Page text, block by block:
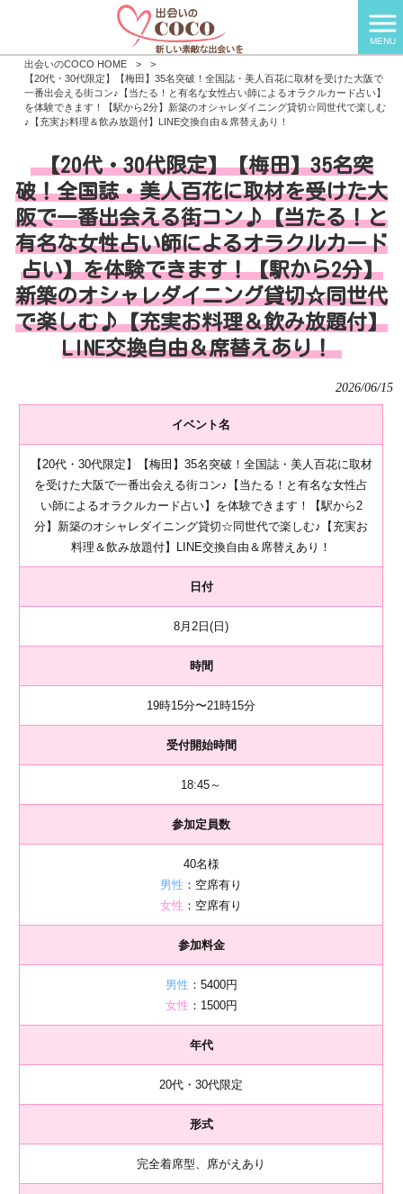
MENU
出会いのCOCO HOME >
>
【20代・30代限定】【梅田】35名突破！全国誌・美人百花に取材を受けた大阪で
一番出会える街コン♪【当たる！と有名な女性占い師によるオラクルカード占い】
を体験できます！【駅から2分】新築のオシャレダイニング貸切☆同世代で楽しむ
♪【充実お料理＆飲み放題付】LINE交換自由＆席替えあり！
【20代・30代限定】【梅田】35名突
破！全国誌・美人百花に取材を受けた大
阪で一番出会える街コン♪【当たる！と
有名な女性占い師によるオラクルカード
占い】を体験できます！【駅から2分】
新築のオシャレダイニング貸切☆同世代
で楽しむ♪【充実お料理＆飲み放題付】
LINE交換自由＆席替えあり！
2026/06/15
イベント名
【20代・30代限定】【梅田】35名突破！全国誌・美人百花に取材
を受けた大阪で一番出会える街コン♪【当たる！と有名な女性占
い師によるオラクルカード占い】を体験できます！【駅から2
分】新築のオシャレダイニング貸切☆同世代で楽しむ♪【充実お
料理＆飲み放題付】LINE交換自由＆席替えあり！
日付
8月2日(日)
時間
19時15分〜21時15分
受付開始時間
18:45～
参加定員数
40名様
男性 ：空席有り
女性 ：空席有り
参加料金
男性 ：5400円
女性 ：1500円
年代
20代・30代限定
形式
完全着席型、席がえあり